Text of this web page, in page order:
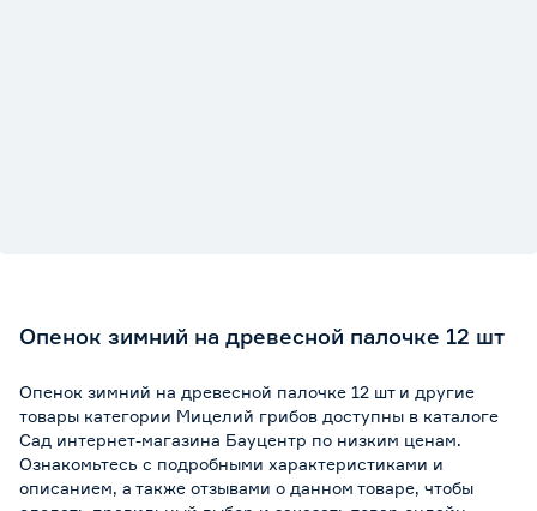
Опенок зимний на древесной палочке 12 шт
Опенок зимний на древесной палочке 12 шт и другие
товары категории Мицелий грибов доступны в каталоге
Сад интернет-магазина Бауцентр по низким ценам.
Ознакомьтесь с подробными характеристиками и
описанием, а также отзывами о данном товаре, чтобы